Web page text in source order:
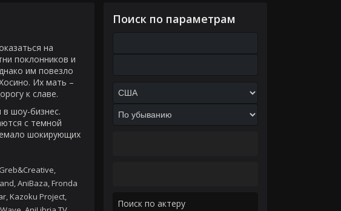
на
поклонников и
им повезло
Их мать –
к славе.
шоу-бизнес.
с темной
шокирующих
AniBaza, Fronda
Kazoku Project,
Поиск по параметрам